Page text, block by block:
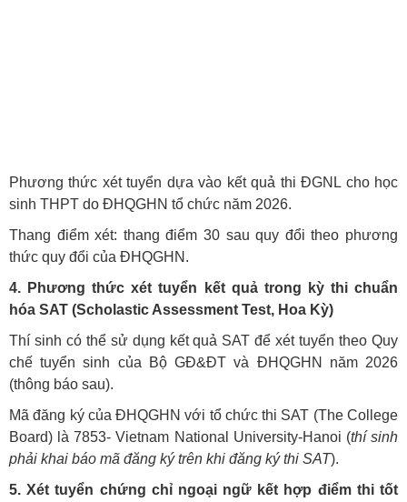
Phương thức xét tuyển dựa vào kết quả thi ĐGNL cho học
sinh THPT do ĐHQGHN tổ chức năm 2026.
Thang điểm xét: thang điểm 30 sau quy đổi theo phương
thức quy đổi của ĐHQGHN.
4. Phương thức xét tuyển kết quả trong kỳ thi chuẩn
hóa SAT (Scholastic Assessment Test, Hoa Kỳ)
Thí sinh có thể sử dụng kết quả SAT để xét tuyển theo Quy
chế tuyển sinh của Bộ GĐ&ĐT và ĐHQGHN năm 2026
(thông báo sau).
Mã đăng ký của ĐHQGHN với tổ chức thi SAT (The College
Board) là 7853- Vietnam National University-Hanoi (thí sinh
phải khai báo mã đăng ký trên khi đăng ký thi SAT).
5. Xét tuyển chứng chỉ ngoại ngữ kết hợp điểm thi tốt